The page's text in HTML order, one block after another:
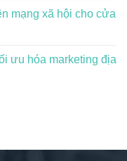
mạng xã hội cho cửa
ưu hóa marketing địa